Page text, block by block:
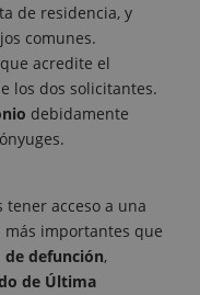
de residencia, y
comunes.
que acredite el
los dos solicitantes.
debidamente
tener acceso a una
importantes que
defunción,
de Última